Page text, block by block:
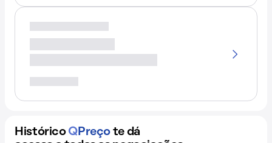
Histórico QPreço te dá